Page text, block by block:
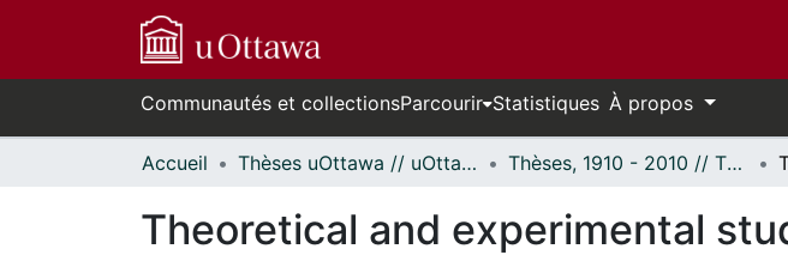
Communautés et collectionsParcourir Statistiques À propos
Accueil Thèses uOttawa // uOttawa Theses Thèses, 1910 - 2010 // Theses, 1910 - 2010
Theoretical and experimental